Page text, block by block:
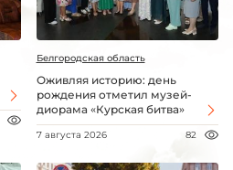
Белгородская область
Оживляя историю: день
рождения отметил музей-
диорама «Курская битва»
7 августа 2026 82